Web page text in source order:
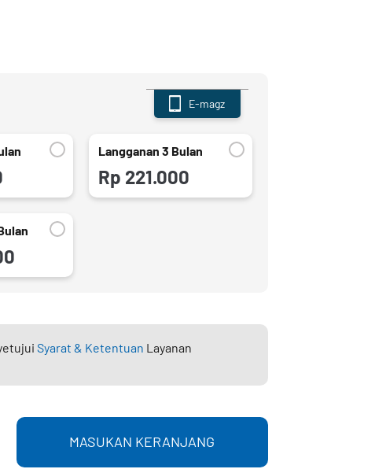
E-magz
Langganan 3 Bulan
Rp 221.000
Syarat & Ketentuan Layanan
MASUKAN KERANJANG